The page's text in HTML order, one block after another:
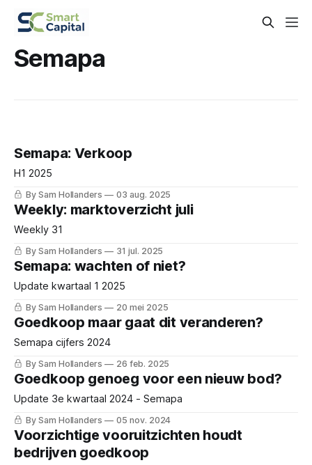
Semapa
Semapa: Verkoop
H1 2025
By Sam Hollanders 03 aug. 2025
Weekly: marktoverzicht juli
Weekly 31
By Sam Hollanders 31 jul. 2025
Semapa: wachten of niet?
Update kwartaal 1 2025
By Sam Hollanders 20 mei 2025
Goedkoop maar gaat dit veranderen?
Semapa cijfers 2024
By Sam Hollanders 26 feb. 2025
Goedkoop genoeg voor een nieuw bod?
Update 3e kwartaal 2024 - Semapa
By Sam Hollanders 05 nov. 2024
Voorzichtige vooruitzichten houdt
bedrijven goedkoop